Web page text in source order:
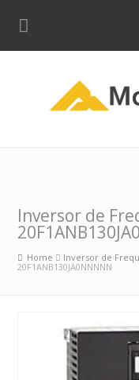
Inversor de
Home Inversor de
20F1ANB130JA0NNNNN